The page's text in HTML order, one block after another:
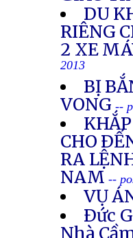
DU
RIÊNG
2 XE
2013
BỊ
VONG --
CHO
RA
NAM--
VỤ
Ðức
Nhà